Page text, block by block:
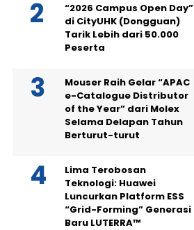
“2026 Campus Open Day”
di CityUHK (Dongguan)
Tarik Lebih dari 50.000
Peserta
Mouser Raih Gelar “APAC
e-Catalogue Distributor
of the Year” dari Molex
Selama Delapan Tahun
Berturut-turut
Lima Terobosan
Teknologi: Huawei
Luncurkan Platform ESS
“Grid-Forming” Generasi
Baru LUTERRA™